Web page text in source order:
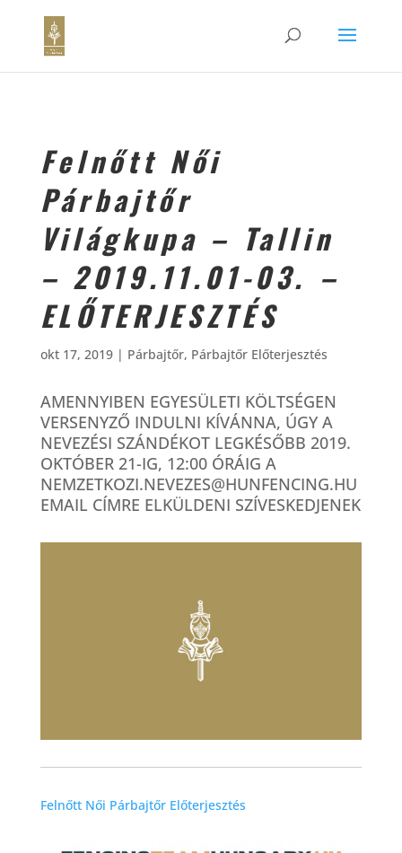
Felnőtt Női
Párbajtőr
Világkupa – Tallin
– 2019.11.01-03. –
ELŐTERJESZTÉS
okt 17, 2019| Párbajtőr, Párbajtőr Előterjesztés
AMENNYIBEN EGYESÜLETI KÖLTSÉGEN
VERSENYZŐ INDULNI KÍVÁNNA, ÚGY A
NEVEZÉSI SZÁNDÉKOT LEGKÉSŐBB 2019.
OKTÓBER 21-IG, 12:00 ÓRÁIG A
NEMZETKOZI.NEVEZES@HUNFENCING.HU
EMAIL CÍMRE ELKÜLDENI SZÍVESKEDJENEK
Felnőtt Női Párbajtőr Előterjesztés